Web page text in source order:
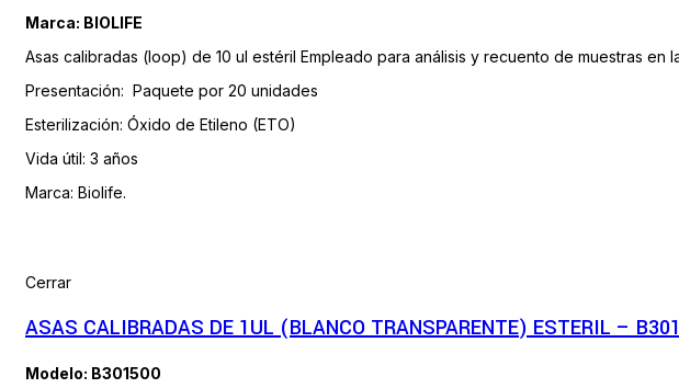
Marca: BIOLIFE
Asas calibradas (loop) de 10 ul estéril Empleado para análisis y recuento de muestras
Presentación: Paquete por 20 unidades
Esterilización: Óxido de Etileno (ETO)
Vida útil: 3 años
Marca: Biolife.
Cerrar
ASAS CALIBRADAS DE 1UL (BLANCO TRANSPARENTE) ESTERIL –
Modelo: B301500